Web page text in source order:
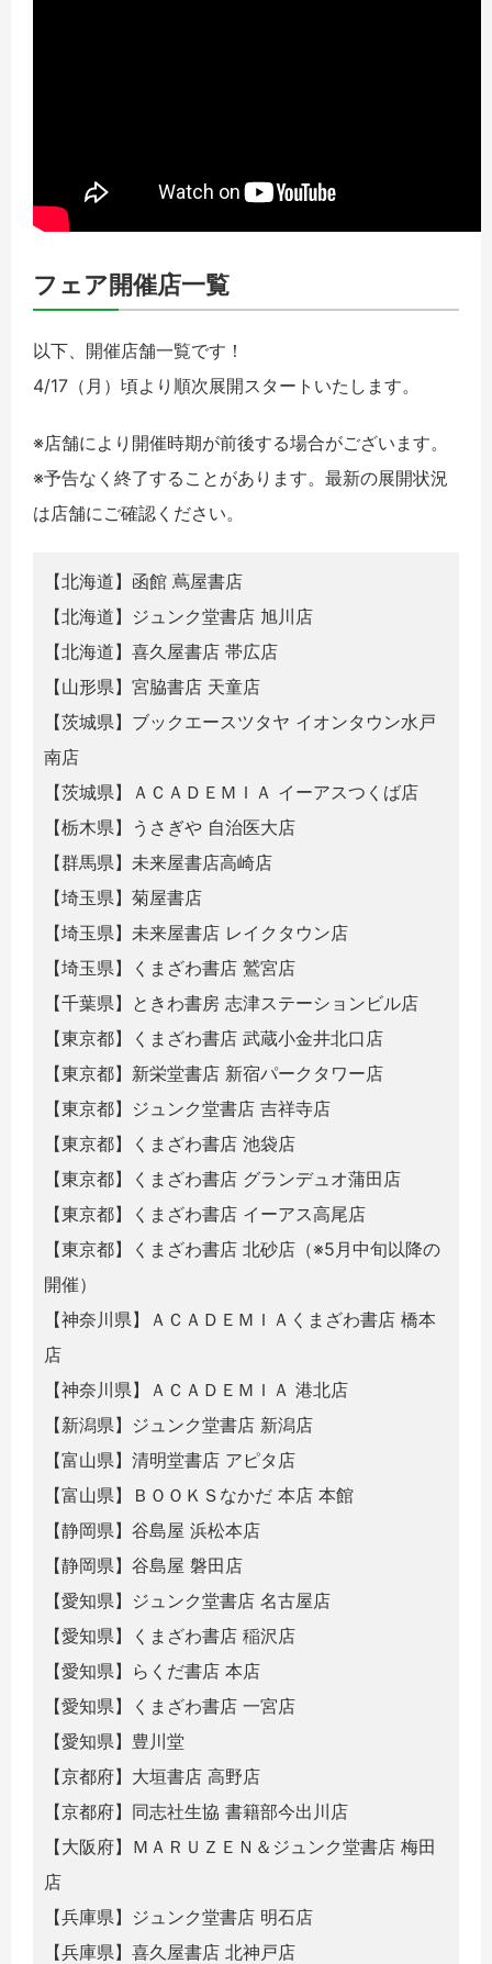
フェア開催店一覧
以下、開催店舗一覧です！
4/17（月）頃より順次展開スタートいたします。
※店舗により開催時期が前後する場合がございます。
※予告なく終了することがあります。最新の展開状況
は店舗にご確認ください。
【北海道】函館 蔦屋書店
【北海道】ジュンク堂書店 旭川店
【北海道】喜久屋書店 帯広店
【山形県】宮脇書店 天童店
【茨城県】ブックエースツタヤ イオンタウン水戸
南店
【茨城県】ＡＣＡＤＥＭＩＡ イーアスつくば店
【栃木県】うさぎや 自治医大店
【群馬県】未来屋書店高崎店
【埼玉県】菊屋書店
【埼玉県】未来屋書店 レイクタウン店
【埼玉県】くまざわ書店 鷲宮店
【千葉県】ときわ書房 志津ステーションビル店
【東京都】くまざわ書店 武蔵小金井北口店
【東京都】新栄堂書店 新宿パークタワー店
【東京都】ジュンク堂書店 吉祥寺店
【東京都】くまざわ書店 池袋店
【東京都】くまざわ書店 グランデュオ蒲田店
【東京都】くまざわ書店 イーアス高尾店
【東京都】くまざわ書店 北砂店（※5月中旬以降の
開催）
【神奈川県】ＡＣＡＤＥＭＩＡくまざわ書店 橋本
店
【神奈川県】ＡＣＡＤＥＭＩＡ 港北店
【新潟県】ジュンク堂書店 新潟店
【富山県】清明堂書店 アピタ店
【富山県】ＢＯＯＫＳなかだ 本店 本館
【静岡県】谷島屋 浜松本店
【静岡県】谷島屋 磐田店
【愛知県】ジュンク堂書店 名古屋店
【愛知県】くまざわ書店 稲沢店
【愛知県】らくだ書店 本店
【愛知県】くまざわ書店 一宮店
【愛知県】豊川堂
【京都府】大垣書店 高野店
【京都府】同志社生協 書籍部今出川店
【大阪府】ＭＡＲＵＺＥＮ＆ジュンク堂書店 梅田
店
【兵庫県】ジュンク堂書店 明石店
【兵庫県】喜久屋書店 北神戸店